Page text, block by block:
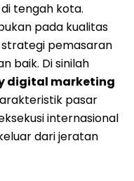
tengah kota.
pada kualitas
pemasaran
baik. Di sinilah
digital marketing
pasar
internasional
dari jeratan